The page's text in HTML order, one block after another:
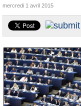
Elections européennes
La France et le Monde
Nominations et
Elections européennes
Infos insolites
mercredi 1 avril 2015